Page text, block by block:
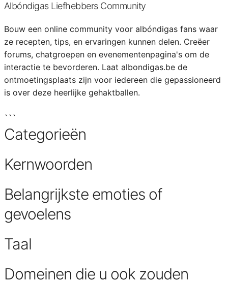
Albóndigas Liefhebbers Community
Bouw een online community voor albóndigas fans waar
ze recepten, tips, en ervaringen kunnen delen. Creëer
forums, chatgroepen en evenementenpagina's om de
interactie te bevorderen. Laat albondigas.be de
ontmoetingsplaats zijn voor iedereen die gepassioneerd
is over deze heerlijke gehaktballen.
```
Categorieën
Kernwoorden
Belangrijkste emoties of
gevoelens
Taal
Domeinen die u ook zouden